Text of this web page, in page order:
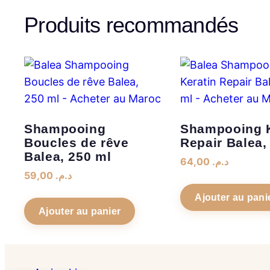
Produits recommandés
Shampooing
Boucles de rêve
Balea, 250 ml
د.م.
Ajouter au panier
Shampooing
Repair
د.م.
Ajouter au